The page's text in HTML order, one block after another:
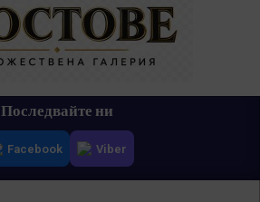
Последвайте ни
Facebook Viber